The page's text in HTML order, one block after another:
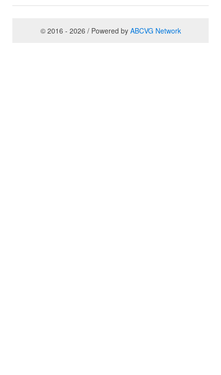
© 2016 - 2026 / Powered by ABCVG Network